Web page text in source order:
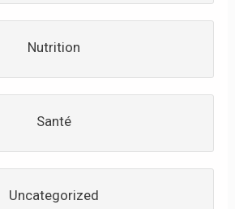
Nutrition
Santé
Uncategorized